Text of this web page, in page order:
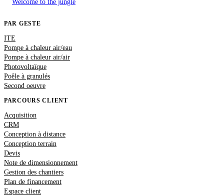
Welcome to the jungle
PAR GESTE
ITE
Pompe à chaleur air/eau
Pompe à chaleur air/air
Photovoltaïque
Poêle à granulés
Second oeuvre
PARCOURS CLIENT
Acquisition
CRM
Conception à distance
Conception terrain
Devis
Note de dimensionnement
Gestion des chantiers
Plan de financement
Espace client